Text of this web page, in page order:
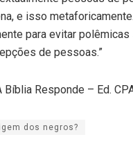
e isso
para evitar
de pessoas.”
Bíblia Responde – Ed.
dos negros?